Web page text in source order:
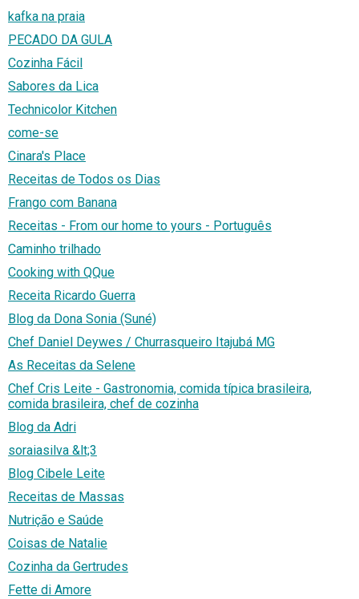
kafka na praia
PECADO DA GULA
Cozinha Fácil
Sabores da Lica
Technicolor Kitchen
come-se
Cinara's Place
Receitas de Todos os Dias
Frango com Banana
Receitas - From our home to yours - Português
Caminho trilhado
Cooking with QQue
Receita Ricardo Guerra
Blog da Dona Sonia (Suné)
Chef Daniel Deywes / Churrasqueiro Itajubá MG
As Receitas da Selene
Chef Cris Leite - Gastronomia, comida típica brasileira,
comida brasileira, chef de cozinha
Blog da Adri
soraiasilva &lt;3
Blog Cibele Leite
Receitas de Massas
Nutrição e Saúde
Coisas de Natalie
Cozinha da Gertrudes
Fette di Amore